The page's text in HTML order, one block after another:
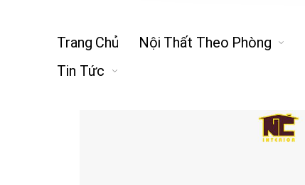
Trang Chủ Nội Thất Theo Phòng
Tin Tức